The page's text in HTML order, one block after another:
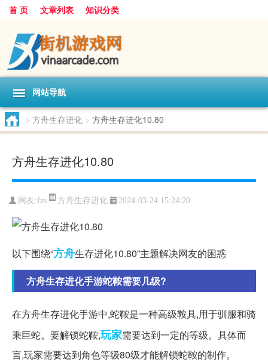
首 页 文章列表 知识分类
网站导航
> 方舟生存进化 > 方舟生存进化10.80
方舟生存进化10.80
网友:fzs 方舟生存进化 2024-03-24 15:24:20
以下围绕“方舟生存进化10.80”主题解决网友的困惑
方舟生存进化手游蛇鞍需要几级?
在方舟生存进化手游中,蛇鞍是一种高级鞍具,用于驯服和骑
乘巨蛇。要解锁蛇鞍,玩家需要达到一定的等级。具体而
言,玩家需要达到角色等级80级才能解锁蛇鞍的制作。